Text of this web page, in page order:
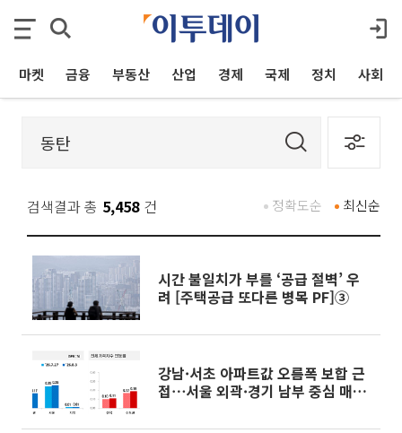
마켓 금융 부동산 산업 경제 국제 정치 사회
검색결과 총 5,458 건 최신순
정확도순
시간 불일치가 부를 ‘공급 절벽’ 우
려 [주택공급 또다른 병목 PF]③
강남·서초 아파트값 오름폭 보합 근
접⋯서울 외곽·경기 남부 중심 매수